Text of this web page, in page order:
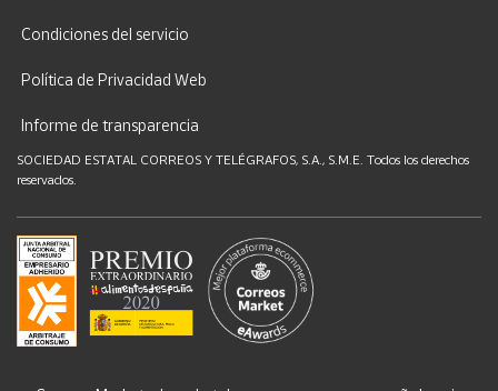
Condiciones del servicio
Política de Privacidad Web
Informe de transparencia
SOCIEDAD ESTATAL CORREOS Y TELÉGRAFOS, S.A., S.M.E. Todos los derechos
reservados.